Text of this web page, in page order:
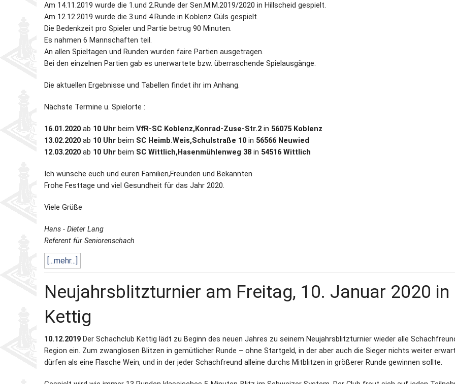
Am 14.11.2019 wurde die 1.und 2.Runde der Sen.M.M.2019/2020 in Hillscheid gespielt.
Am 12.12.2019 wurde die 3.und 4.Runde in Koblenz Güls gespielt.
Die Bedenkzeit pro Spieler und Partie betrug 90 Minuten.
Es nahmen 6 Mannschaften teil.
An allen Spieltagen und Runden wurden faire Partien ausgetragen.
Bei den einzelnen Partien gab es unerwartete bzw. überraschende Spielausgänge.
Die aktuellen Ergebnisse und Tabellen findet ihr im Anhang.
Nächste Termine u. Spielorte :
16.01.2020 ab 10 Uhr beim VfR-SC Koblenz,Konrad-Zuse-Str.2 in 56075 Koblenz
13.02.2020 ab 10 Uhr beim SC Heimb.Weis,Schulstraße 10 in 56566 Neuwied
12.03.2020 ab 10 Uhr beim SC Wittlich,Hasenmühlenweg 38 in 54516 Wittlich
Ich wünsche euch und euren Familien,Freunden und Bekannten
Frohe Festtage und viel Gesundheit für das Jahr 2020.
Viele Grüße
Hans - Dieter Lang
Referent für Seniorenschach
[...mehr...]
Neujahrsblitzturnier am Freitag, 10. Januar 2020 in
Kettig
10.12.2019 Der Schachclub Kettig lädt zu Beginn des neuen Jahres zu seinem Neujahrsblitzturnier wieder alle
Region ein. Zum zwanglosen Blitzen in gemütlicher Runde – ohne Startgeld, in der aber auch die Sieger nichts weiter
dürfen als eine Flasche Wein, und in der jeder Schachfreund alleine durchs Mitblitzen in größerer Runde gewinnen sollte.